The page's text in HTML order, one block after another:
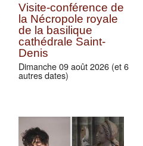
Visite-conférence de
la Nécropole royale
de la basilique
cathédrale Saint-
Denis
Dimanche 09 août 2026 (et 6
autres dates)